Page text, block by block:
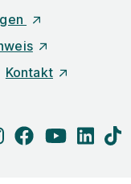
Kontakt
instagram
facebookyoutube